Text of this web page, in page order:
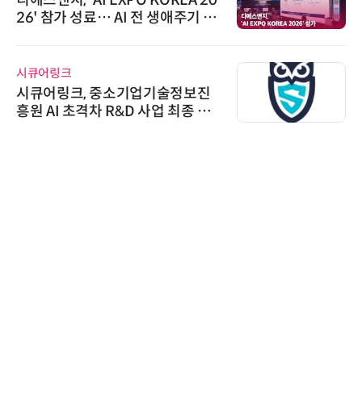
26' 참가 성료… AI 전 생애주기 아
시큐어링크
시큐어링크, 중소기업기술정보진
흥원 AI 초격차 R&D 사업 최종 선